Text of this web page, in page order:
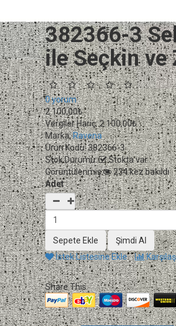
382366-3
ile Seçkin ve
0 yorum
2.100,00₺
Vergiler Hariç:2.100,00₺
Marka:Ravena
Ürün Kodu:382366-3
Stok Durumu:
Stokta var
Görüntülenmiş
234 kez bakıldı
Adet
İstek Listesine Ekle
Share This